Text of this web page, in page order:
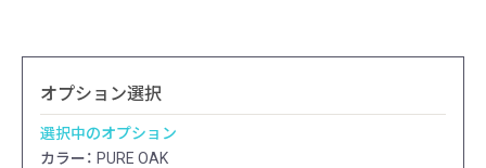
オプション選択
選択中のオプション
カラー： PURE OAK